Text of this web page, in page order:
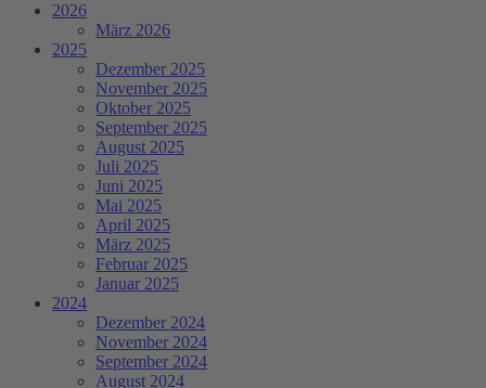
2026
März 2026
2025
Dezember 2025
November 2025
Oktober 2025
September 2025
August 2025
Juli 2025
Juni 2025
Mai 2025
April 2025
März 2025
Februar 2025
Januar 2025
2024
Dezember 2024
November 2024
September 2024
August 2024